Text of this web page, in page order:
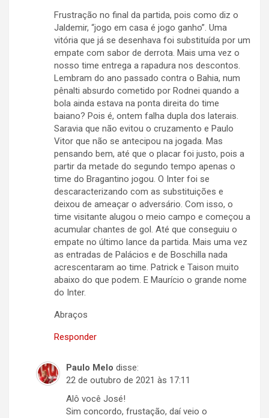
Frustração no final da partida, pois como diz o
Jaldemir, “jogo em casa é jogo ganho”. Uma
vitória que já se desenhava foi substituída por um
empate com sabor de derrota. Mais uma vez o
nosso time entrega a rapadura nos descontos.
Lembram do ano passado contra o Bahia, num
pênalti absurdo cometido por Rodnei quando a
bola ainda estava na ponta direita do time
baiano? Pois é, ontem falha dupla dos laterais.
Saravia que não evitou o cruzamento e Paulo
Vitor que não se antecipou na jogada. Mas
pensando bem, até que o placar foi justo, pois a
partir da metade do segundo tempo apenas o
time do Bragantino jogou. O Inter foi se
descaracterizando com as substituições e
deixou de ameaçar o adversário. Com isso, o
time visitante alugou o meio campo e começou a
acumular chantes de gol. Até que conseguiu o
empate no último lance da partida. Mais uma vez
as entradas de Palácios e de Boschilla nada
acrescentaram ao time. Patrick e Taison muito
abaixo do que podem. E Maurício o grande nome
do Inter.
Abraços
Responder
Paulo Melo disse:
22 de outubro de 2021 às 17:11
Alô você José!
Sim concordo, frustação, daí veio o